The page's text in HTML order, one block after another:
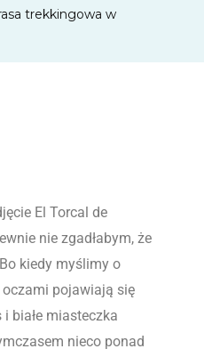
trekkingowa w
El Torcal de
nie zgadłabym, że
kiedy myślimy o
oczami pojawiają się
białe miasteczka
nieco ponad